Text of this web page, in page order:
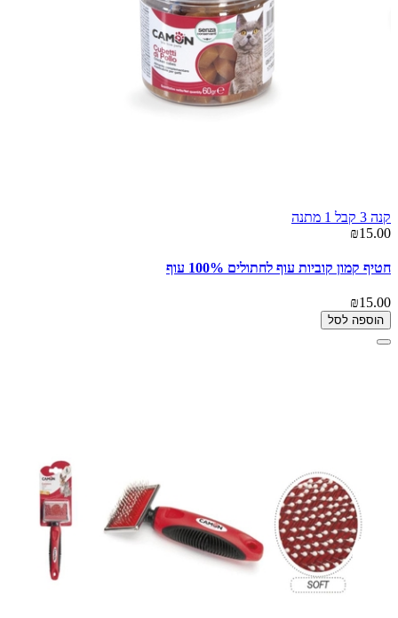
קנה 3 קבל 1 מתנה
₪15.00
חטיף קמון קוביות עוף לחתולים 100% עוף
₪15.00
הוספה לסל